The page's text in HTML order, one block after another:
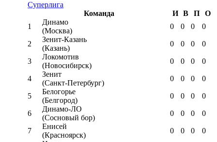
Суперлига
Команда
И В П
О
1
Динамо
(Москва)
0 0 0 0
2
Зенит-Казань
(Казань)
0 0 0 0
3
Локомотив
(Новосибирск)
0 0 0 0
4
Зенит
(Санкт-Петербург)
0 0 0 0
5
Белогорье
(Белгород)
0 0 0 0
6
Динамо-ЛО
(Сосновый бор)
0 0 0 0
7
Енисей
(Красноярск)
0 0 0 0